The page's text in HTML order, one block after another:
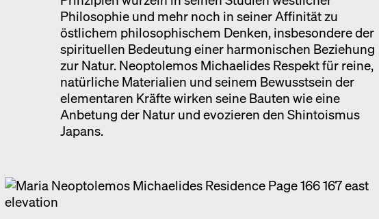
Philosophie und mehr noch in seiner Affinität zu
östlichem philosophischem Denken, insbesondere der
spirituellen Bedeutung einer harmonischen Beziehung
zur Natur. Neoptolemos Michaelides Respekt für reine,
natürliche Materialien und seinem Bewusstsein der
elementaren Kräfte wirken seine Bauten wie eine
Anbetung der Natur und evozieren den Shintoismus
Japans.